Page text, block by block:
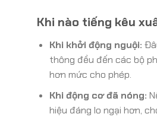
Khi nào tiếng kêu
Khi khởi động nguội:
thông đều đến các bộ
hơn mức cho phép.
Khi động cơ đã nóng:
hiệu đáng lo ngại hơn,